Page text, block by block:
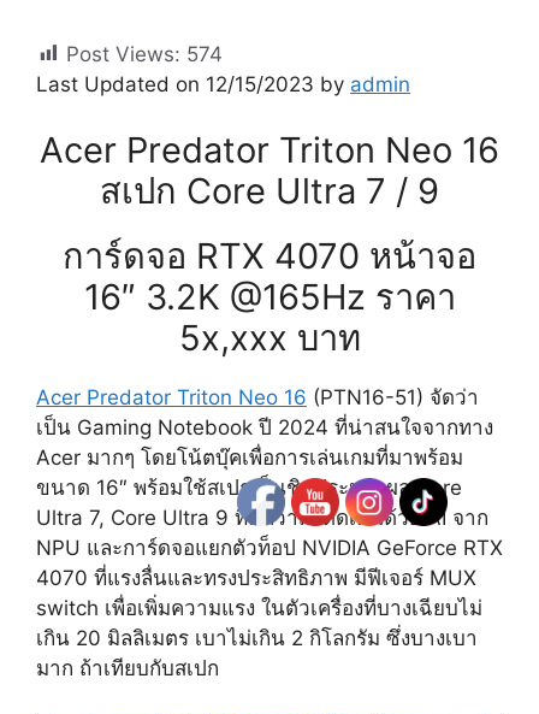
Post Views: 574
Last Updated on 12/15/2023 by admin
Acer Predator Triton Neo 16
สเปก Core Ultra 7 / 9
การ์ดจอ RTX 4070 หน้าจอ
16″ 3.2K @165Hz ราคา
5x,xxx บาท
Acer Predator Triton Neo 16 (PTN16-51) จัดว่า
เป็น Gaming Notebook ปี 2024 ที่น่าสนใจจากทาง
Acer มากๆ โดยโน้ตบุ๊คเพื่อการเล่นเกมที่มาพร้อม
ขนาด 16″ พร้อมใช้สเปกเป็นชิปประมวลผล Core
Ultra 7, Core Ultra 9 ที่มีความโดดเด่นด้วย AI จาก
NPU และการ์ดจอแยกตัวท็อป NVIDIA GeForce RTX
4070 ที่แรงลื่นและทรงประสิทธิภาพ มีฟีเจอร์ MUX
switch เพื่อเพิ่มความแรง ในตัวเครื่องที่บางเฉียบไม่
เกิน 20 มิลลิเมตร เบาไม่เกิน 2 กิโลกรัม ซึ่งบางเบา
มาก ถ้าเทียบกับสเปก